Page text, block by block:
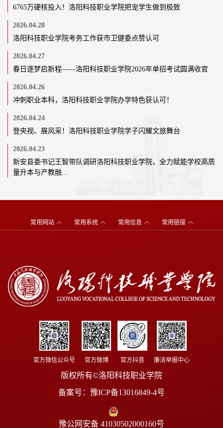
6765万硬核投入！洛阳科技职业学院把宠学生做到极致
2026.04.28
洛阳科技职业学院考务工作获市卫健委点赞认可
2026.04.27
春日逐梦启新程——洛阳科技职业学院2026年单招考试圆满收官
2026.04.26
冲刺职业本科，洛阳科技职业学院办学特色获认可！
2026.04.24
登央视、展风采！洛阳科技职业学院学子闪耀文旅舞台
2026.04.23
新安县委书记王智带队调研洛阳科技职业学院，全力赋能学校高质
量升本与产教融...
常用网站 常用系统 常用信息 常用链接
官方微信公众号 官方微博 官方抖音 廉洁举报中心
版权所有©洛阳科技职业学院
备案号： 豫ICP备13016849-4号
豫公网安备 41030502000160号